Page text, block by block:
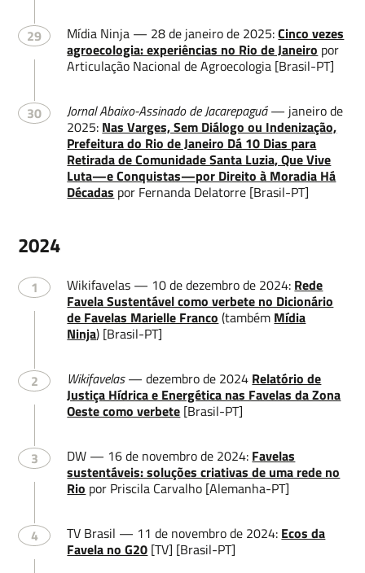
29 Mídia Ninja — 28 de janeiro de 2025:Cinco vezes
agroecologia: experiências no Rio de Janeiro por
Articulação Nacional de Agroecologia [Brasil-PT]
30 Jornal Abaixo-Assinado de Jacarepaguá— janeiro de
2025: Nas Varges, Sem Diálogo ou Indenização,
Prefeitura do Rio de Janeiro Dá 10 Dias para
Retirada de Comunidade Santa Luzia, Que Vive
Luta—e Conquistas—por Direito à Moradia Há
Décadas por Fernanda Delatorre [Brasil-PT]
2024
1 Wikifavelas — 10 de dezembro de 2024: Rede
Favela Sustentável como verbete no Dicionário
de Favelas Marielle Franco (também Mídia
Ninja) [Brasil-PT]
2 Wikifavelas— dezembro de 2024 Relatório de
Justiça Hídrica e Energética nas Favelas da Zona
Oeste como verbete [Brasil-PT]
3 DW — 16 de novembro de 2024: Favelas
sustentáveis: soluções criativas de uma rede no
Rio por Priscila Carvalho [Alemanha-PT]
4 TV Brasil — 11 de novembro de 2024: Ecos da
Favela no G20 [TV] [Brasil-PT]